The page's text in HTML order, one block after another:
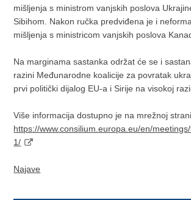
mišljenja s ministrom vanjskih poslova
Sibihom. Nakon ručka predviđena je i
mišljenja s ministricom vanjskih poslova
Na marginama sastanka održat će se i
razini Međunarodne koalicije za povratak
prvi politički dijalog EU-a i Sirije na visokoj
Više informacija dostupno je na mrežnoj
https://www.consilium.europa.eu/en/
1/
Najave